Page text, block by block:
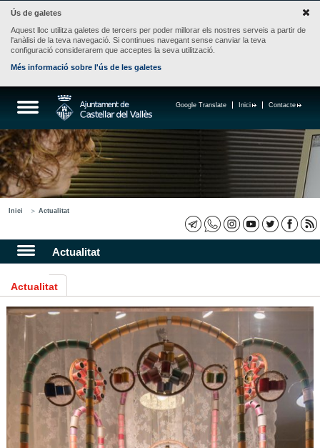
Ús de galetes
Aquest lloc utilitza galetes de tercers per poder millorar els nostres serveis a partir de
l'anàlisi de la teva navegació. Si continues navegant sense canviar la teva
configuració considerarem que acceptes la seva utilització.
Més informació sobre l'ús de les galetes
Contacte
Inici
Google Translate
Inici Actualitat
Actualitat
Actualitat